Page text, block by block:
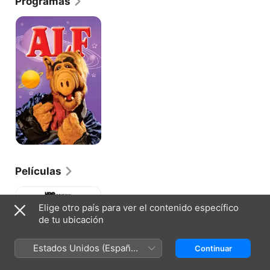
Alf
Películas
Hecha
Cielo
Elige otro país para ver el contenido específico
de tu ubicación
Estados Unidos (Español
México)
Continuar